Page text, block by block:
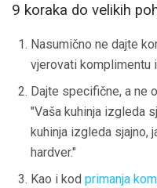
9 koraka do velikih
Nasumično ne dajte
vjerovati komplimentu
Dajte specifične, a ne
"Vaša kuhinja izgleda
kuhinja izgleda sjajno,
hardver."
Kao i kod primanja